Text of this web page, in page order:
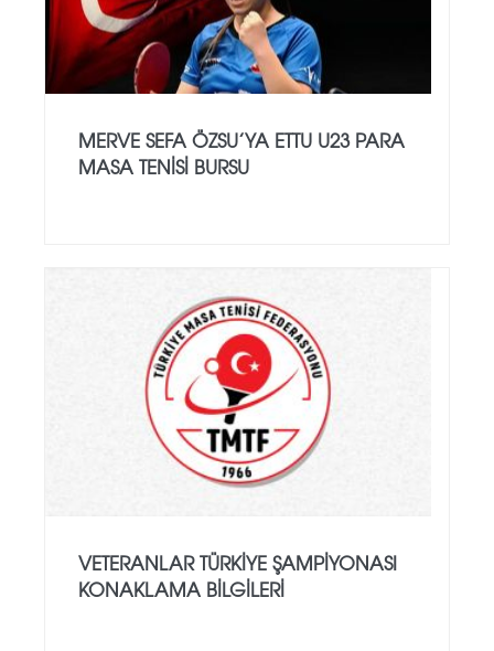
MERVE SEFA ÖZSU’YA ETTU U23 PARA
MASA TENISI BURSU
VETERANLAR TÜRKIYE ŞAMPIYONASI
KONAKLAMA BILGILERI